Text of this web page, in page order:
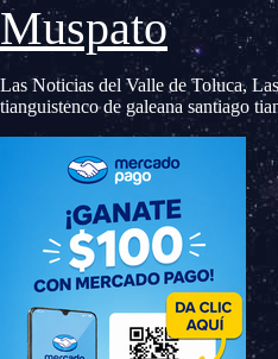
Muspato
Las Noticias del Valle de Toluca,
tianguistenco de galeana santiago